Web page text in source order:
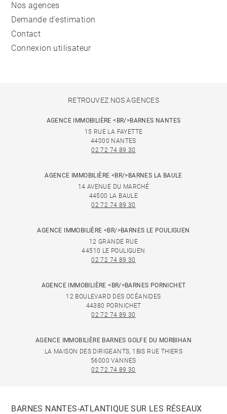
Nos agences
Demande d'estimation
Contact
Connexion utilisateur
RETROUVEZ NOS AGENCES
AGENCE IMMOBILIÈRE <BR/>BARNES NANTES
15 RUE LA FAYETTE
44000 NANTES
02 72 74 89 30
AGENCE IMMOBILIÈRE <BR/>BARNES LA BAULE
14 AVENUE DU MARCHÉ
44500 LA BAULE
02 72 74 89 30
AGENCE IMMOBILIÈRE <BR/>BARNES LE POULIGUEN
12 GRANDE RUE
44510 LE POULIGUEN
02 72 74 89 30
AGENCE IMMOBILIÈRE <BR/>BARNES PORNICHET
12 BOULEVARD DES OCÉANIDES
44380 PORNICHET
02 72 74 89 30
AGENCE IMMOBILIÈRE BARNES GOLFE DU MORBIHAN
LA MAISON DES DIRIGEANTS, 1BIS RUE THIERS
56000 VANNES
02 72 74 89 30
BARNES NANTES-ATLANTIQUE SUR LES RÉSEAUX